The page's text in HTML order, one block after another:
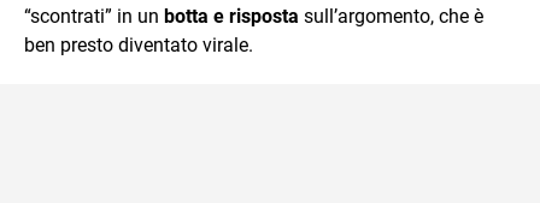
“scontrati” in un botta e risposta sull’argomento, che è
ben presto diventato virale.